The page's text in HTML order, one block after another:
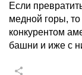
Если
медной горы, то
конкурентом
башни и иже с